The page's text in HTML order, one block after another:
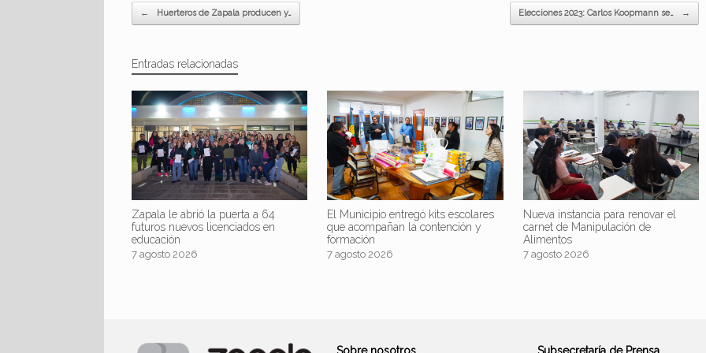
Navegador de artículos
← Huerteros de Zapala producen y… Elecciones 2023: Carlos Koopmann se… →
Entradas relacionadas
Zapala le abrió la puerta a 64
futuros nuevos licenciados en
educación
7 agosto 2026
El Municipio entregó kits escolares
que acompañan la contención y
formación
7 agosto 2026
Nueva instancia para renovar el
carnet de Manipulación de
Alimentos
7 agosto 2026